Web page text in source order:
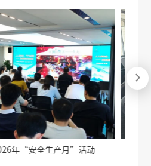
阳天府旌城全过程工程咨询有限公司到
